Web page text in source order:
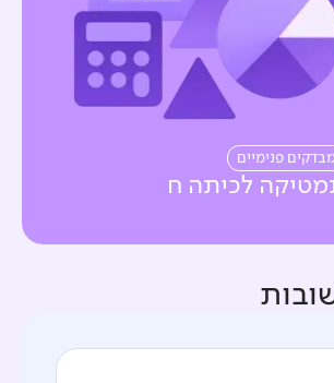
פנימיים
לכיתה ח